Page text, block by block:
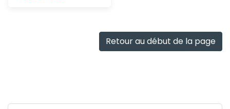
Retour au début de la page